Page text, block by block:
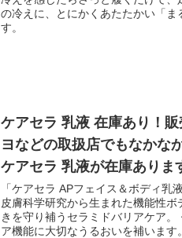
の冷えに、とにかくあたたかい「
す。
ケアセラ 乳液 在庫あり！
ヨなどの取扱店でもなかな
ケアセラ 乳液が在庫ありま
「ケアセラ APフェイス＆ボディ乳
皮膚科学研究から生まれた機能性
きを守り補うセラミドバリアケア
ア機能に大切なうるおいを補います